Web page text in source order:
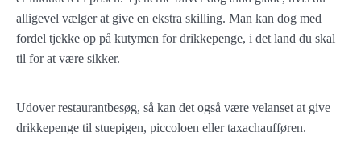
alligevel vælger at give en ekstra skilling. Man kan dog med
fordel tjekke op på kutymen for drikkepenge, i det land du skal
til for at være sikker.
Udover restaurantbesøg, så kan det også være velanset at give
drikkepenge til stuepigen, piccoloen eller taxachaufføren.